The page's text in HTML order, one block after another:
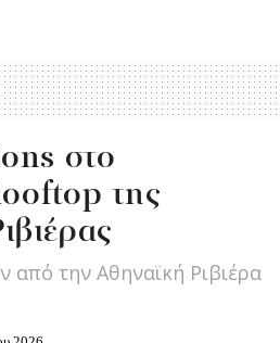
στο
της
από την Αθηναϊκή Ριβιέρα